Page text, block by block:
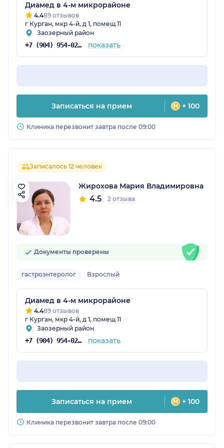
Диамед в 4-м микрорайоне
4.489 отзывов
г Курган, мкр 4-й, д 1, помещ 11
Заозерный район
+7 (904) 954-02-14 показать
Записаться на прием + 100
Клиника перезвонит завтра после 09:00
Записалось 12 человек
Жирохова Мария Владимировна
4.5 2 отзыва
Документы проверены
гастроэнтеролог Взрослый
Диамед в 4-м микрорайоне
4.489 отзывов
г Курган, мкр 4-й, д 1, помещ 11
Заозерный район
+7 (904) 954-02-14 показать
Записаться на прием + 100
Клиника перезвонит завтра после 09:00